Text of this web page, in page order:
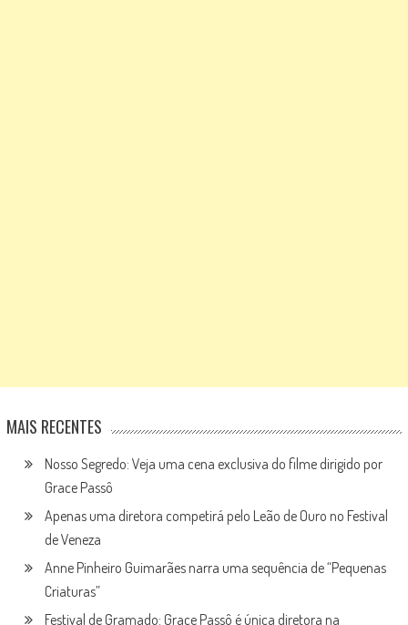
MAIS RECENTES
Nosso Segredo: Veja uma cena exclusiva do filme dirigido por
Grace Passô
Apenas uma diretora competirá pelo Leão de Ouro no Festival
de Veneza
Anne Pinheiro Guimarães narra uma sequência de “Pequenas
Criaturas”
Festival de Gramado: Grace Passô é única diretora na